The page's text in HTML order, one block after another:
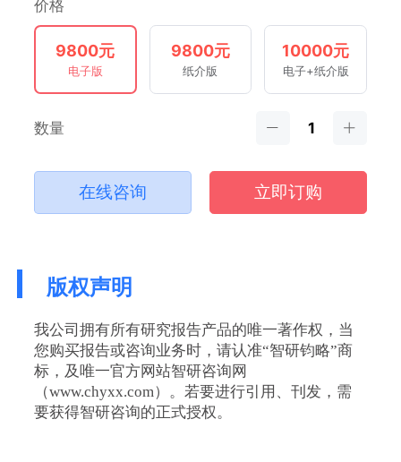
价格
9800元
电子版
9800元
纸介版
10000元
电子+纸介版
数量
在线咨询 立即订购
版权声明
我公司拥有所有研究报告产品的唯一著作权，当
您购买报告或咨询业务时，请认准“智研钧略”商
标，及唯一官方网站智研咨询网
（www.chyxx.com）。若要进行引用、刊发，需
要获得智研咨询的正式授权。